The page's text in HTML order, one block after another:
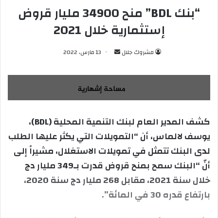
“بنك BDL” منح 34900 مليار قروض
إستثمارية خلال 2021
مشروك جلال
س
ل
ب
ي
د
إ
ل
ك
ت
13 مارس، 2022
كشف المدير العام لبنك التنمية المحلية (BDL)،
يوسف لالماس، أن “التمويلات التي يكثر عليها الطلب
لدى البنك تتمثل في تمويلات الاستغلال، مشيراً إلى
أنّ “البنك سمح بمنح قروض قدرت بـ349 مليار دج
خلال سنة 2021، مقابل 268 مليار دج سنة 2020،
بارتفاع قدره 30 في المائة”.